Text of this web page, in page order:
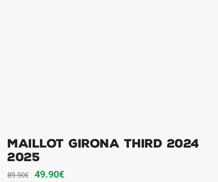
Maillot Girona Third 2024
2025
89.90€
Le
49.90€Le